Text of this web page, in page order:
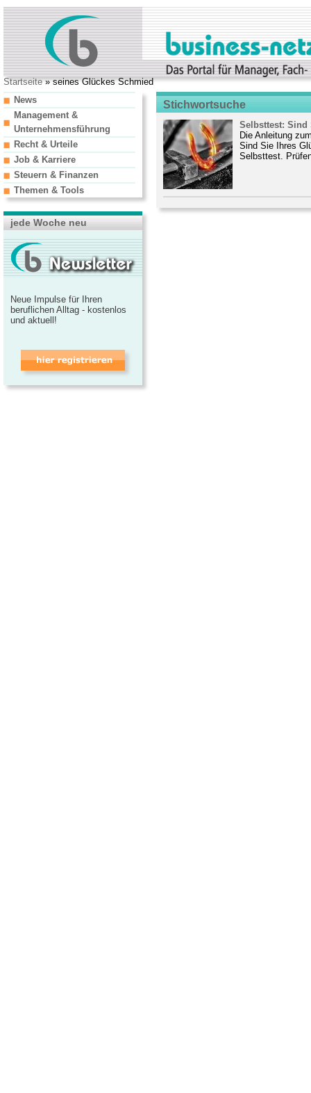
Startseite» seines Glückes Schmied
Stichwortsuche
Selbsttest: Sind
Die Anleitung
Sind Sie Ihres
Selbsttest.
News
Management &
Unternehmensführung
Recht & Urteile
Job & Karriere
Steuern & Finanzen
Themen & Tools
jede Woche neu
Neue Impulse für Ihren
beruflichen Alltag - kostenlos
und aktuell!